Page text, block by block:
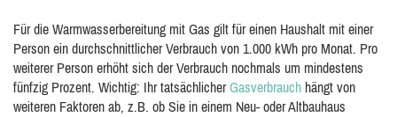
Für die Warmwasserbereitung mit Gas gilt für einen Haushalt mit einer
Person ein durchschnittlicher Verbrauch von 1.000 kWh pro Monat. Pro
weiterer Person erhöht sich der Verbrauch nochmals um mindestens
fünfzig Prozent. Wichtig: Ihr tatsächlicherGasverbrauch hängt von
weiteren Faktoren ab, z.B. ob Sie in einem Neu- oder Altbauhaus